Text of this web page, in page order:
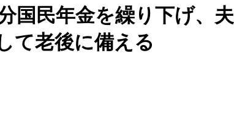
国民年金を繰り下げ、夫
て老後に備える